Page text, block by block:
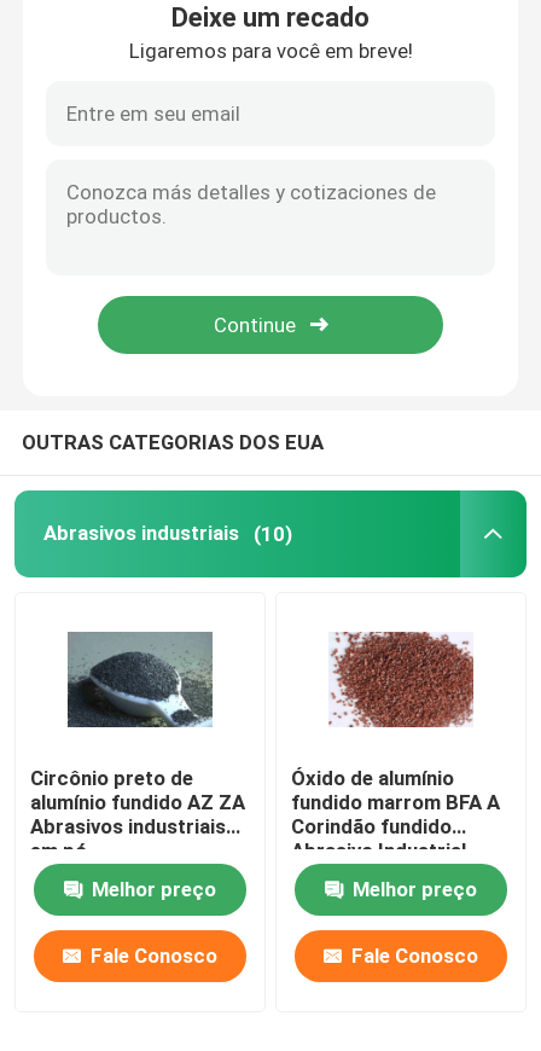
Controle de qualidade
Contacte-nos
Abrasivos industriais
Abrasivos revestidos
rolamento de esferas do rolo
Abrasivos de ligação de resina
Abrasivos ligados a metais
Instrumentos de medição de rolamentos
Deixe um recado
Ligaremos para você em breve!
OUTRAS CATEGORIAS DOS EUA
Abrasivos industriais (10)
Circônio preto de
alumínio fundido AZ ZA
Abrasivos industriais
em pó
Melhor preço
Fale Conosco
Óxido de alumínio
fundido marrom BFA A
Corindão fundido
Abrasivo Industrial
Melhor preço
Fale Conosco